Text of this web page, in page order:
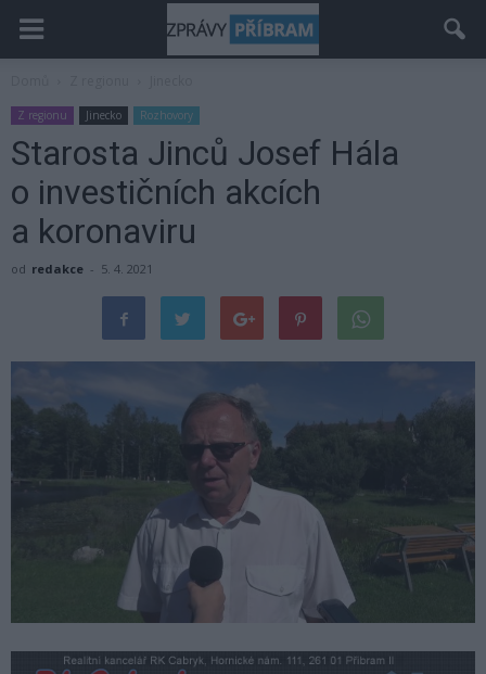
Z regionu Jinecko Rozhovory
Starosta Jinců Josef Hála
o investičních akcích
a koronaviru
od redakce - 5. 4. 2021